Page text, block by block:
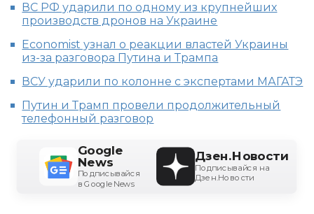
ВС РФ ударили по одному из крупнейших
производств дронов на Украине
Economist узнал о реакции властей Украины
из-за разговора Путина и Трампа
ВСУ ударили по колонне с экспертами МАГАТЭ
Путин и Трамп провели продолжительный
телефонный разговор
Google
News
Подписывайся
в Google News
Дзен.Новости
Подписывайся на
Дзен.Новости